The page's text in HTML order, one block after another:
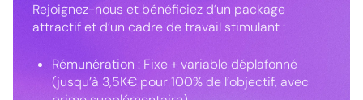
Rejoignez-nous et bénéficiez d’un package
attractif et d’un cadre de travail stimulant :
Rémunération : Fixe + variable déplafonné
(jusqu’à 3,5K€ pour 100% de l’objectif, avec